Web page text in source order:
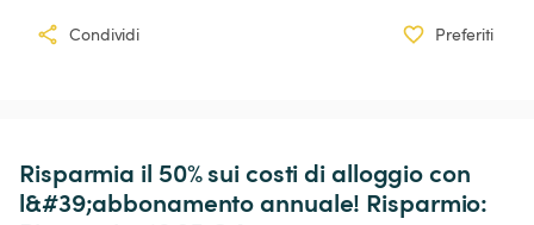
Condividi Preferiti
Risparmia il 50% sui costi di alloggio con
l&#39;abbonamento annuale! Risparmio: